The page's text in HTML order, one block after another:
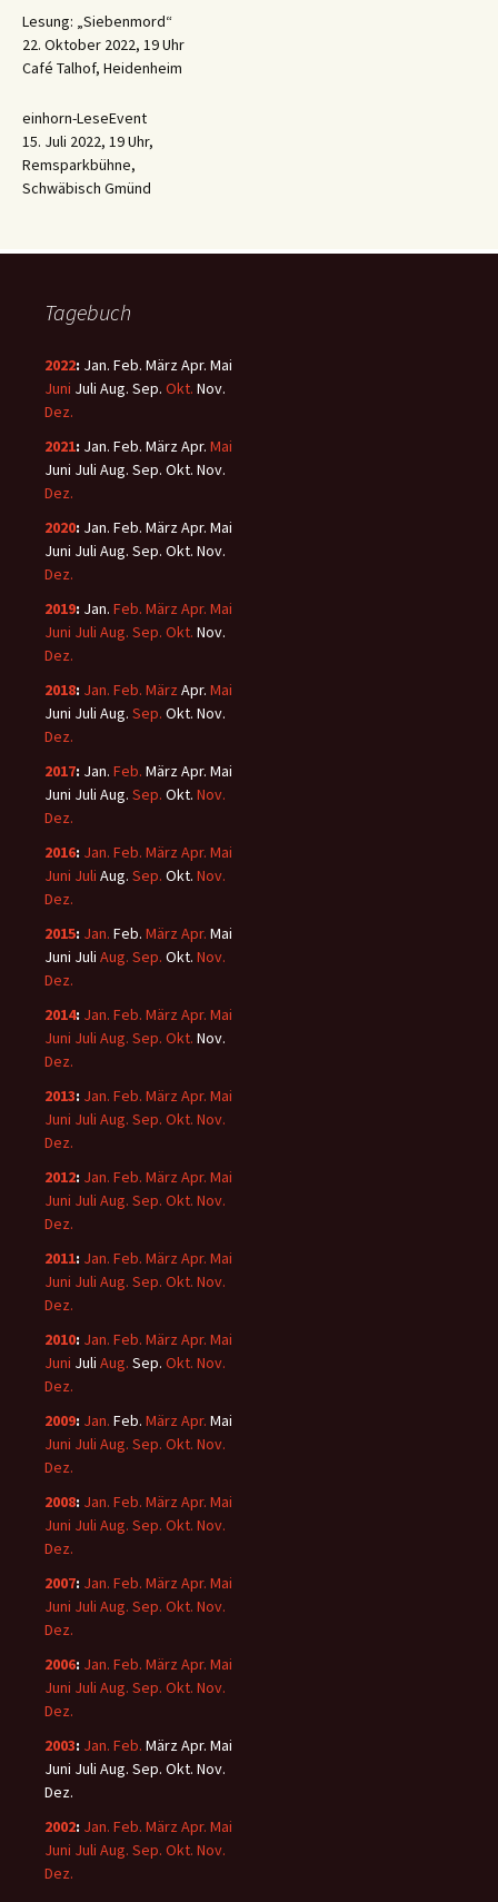
Lesung: „Siebenmord“
22. Oktober 2022, 19 Uhr
Café Talhof, Heidenheim
einhorn-LeseEvent
15. Juli 2022, 19 Uhr,
Remsparkbühne,
Schwäbisch Gmünd
Tagebuch
2022: Jan. Feb. MärzApr. Mai
Juni Juli Aug. Sep. Okt. Nov.
Dez.
2021: Jan. Feb. MärzApr. Mai
Juni Juli Aug. Sep. Okt. Nov.
Dez.
2020: Jan. Feb. MärzApr. Mai
Juni Juli Aug. Sep. Okt. Nov.
Dez.
2019: Jan. Feb. März Apr. Mai
Juni Juli Aug. Sep. Okt. Nov.
Dez.
2018: Jan. Feb. März Apr. Mai
Juni Juli Aug. Sep. Okt. Nov.
Dez.
2017: Jan. Feb. MärzApr. Mai
Juni Juli Aug. Sep. Okt. Nov.
Dez.
2016: Jan. Feb. März Apr. Mai
Juni Juli Aug. Sep. Okt. Nov.
Dez.
2015: Jan. Feb. März Apr. Mai
Juni Juli Aug. Sep. Okt. Nov.
Dez.
2014: Jan. Feb. März Apr. Mai
Juni Juli Aug. Sep. Okt. Nov.
Dez.
2013: Jan. Feb. März Apr. Mai
Juni Juli Aug. Sep. Okt. Nov.
Dez.
2012: Jan. Feb. März Apr. Mai
Juni Juli Aug. Sep. Okt. Nov.
Dez.
2011: Jan. Feb. März Apr. Mai
Juni Juli Aug. Sep. Okt. Nov.
Dez.
2010: Jan. Feb. März Apr. Mai
Juni Juli Aug. Sep. Okt. Nov.
Dez.
2009: Jan. Feb. März Apr. Mai
Juni Juli Aug. Sep. Okt. Nov.
Dez.
2008: Jan. Feb. März Apr. Mai
Juni Juli Aug. Sep. Okt. Nov.
Dez.
2007: Jan. Feb. März Apr. Mai
Juni Juli Aug. Sep. Okt. Nov.
Dez.
2006: Jan. Feb. März Apr. Mai
Juni Juli Aug. Sep. Okt. Nov.
Dez.
2003: Jan. Feb. MärzApr. Mai
Juni Juli Aug. Sep. Okt. Nov.
Dez.
2002: Jan. Feb. März Apr. Mai
Juni Juli Aug. Sep. Okt. Nov.
Dez.